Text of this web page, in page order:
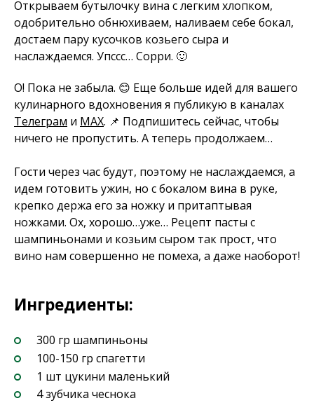
Открываем бутылочку вина с легким хлопком,
одобрительно обнюхиваем, наливаем себе бокал,
достаем пару кусочков козьего сыра и
наслаждаемся. Упссс… Сорри. 🙂
О! Пока не забыла. 😊 Еще больше идей для вашего
кулинарного вдохновения я публикую в каналах
Телеграм и MAX. 📌 Подпишитесь сейчас, чтобы
ничего не пропустить. А теперь продолжаем…
Гости через час будут, поэтому не наслаждаемся, а
идем готовить ужин, но с бокалом вина в руке,
крепко держа его за ножку и притаптывая
ножками. Ох, хорошо…уже… Рецепт пасты с
шампиньонами и козьим сыром так прост, что
вино нам совершенно не помеха, а даже наоборот!
Ингредиенты:
300 гр шампиньоны
100-150 гр спагетти
1 шт цукини маленький
4 зубчика чеснока